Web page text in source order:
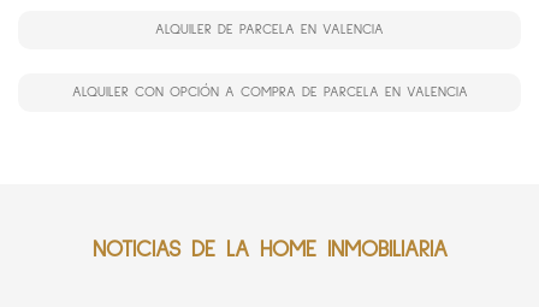
ALQUILER DE PARCELA EN VALENCIA
ALQUILER CON OPCIÓN A COMPRA DE PARCELA EN VALENCIA
NOTICIAS DE LA HOME INMOBILIARIA